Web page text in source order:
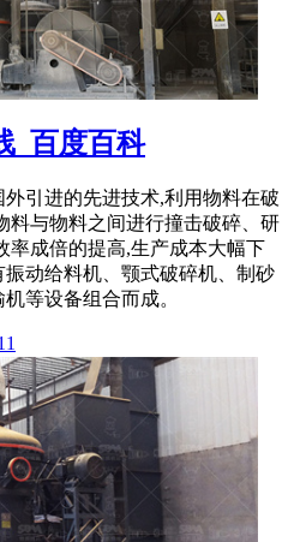
_百度百科
引进的先进技术,利用物料在破
料与物料之间进行撞击破碎、研
率成倍的提高,生产成本大幅下
动给料机、颚式破碎机、制砂
等设备组合而成。